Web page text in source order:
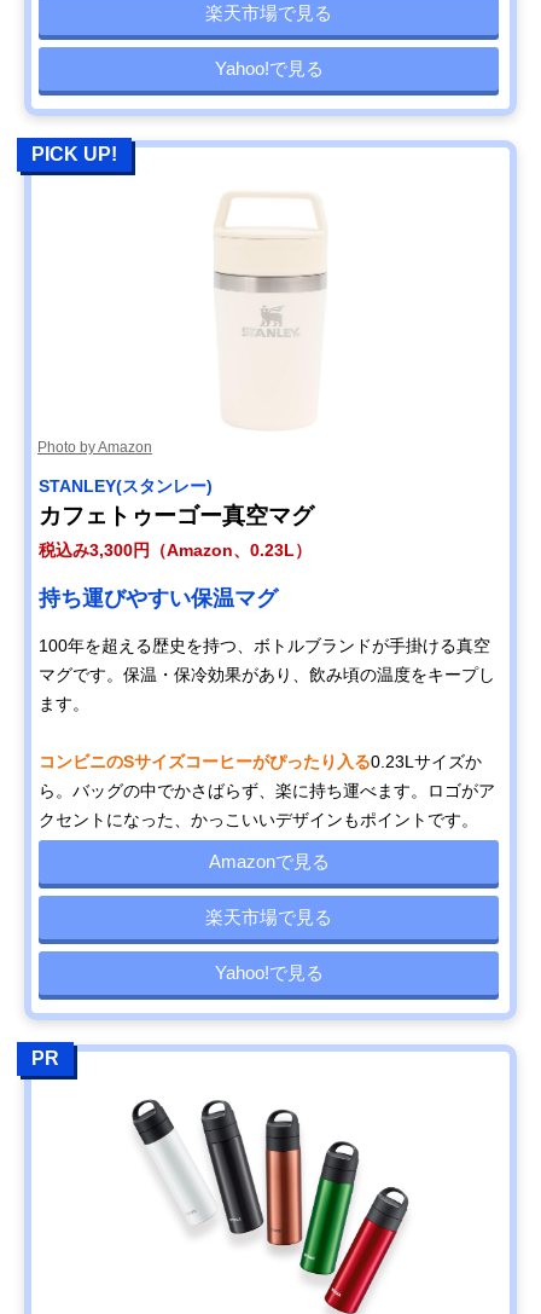
楽天市場で見る
Yahoo!で見る
PICK UP!
Photo by Amazon
STANLEY(スタンレー)
カフェトゥーゴー真空マグ
税込み3,300円（Amazon、0.23L）
持ち運びやすい保温マグ
100年を超える歴史を持つ、ボトルブランドが手掛ける真空
マグです。保温・保冷効果があり、飲み頃の温度をキープし
ます。
コンビニのSサイズコーヒーがぴったり入る0.23Lサイズか
ら。バッグの中でかさばらず、楽に持ち運べます。ロゴがア
クセントになった、かっこいいデザインもポイントです。
Amazonで見る
楽天市場で見る
Yahoo!で見る
PR